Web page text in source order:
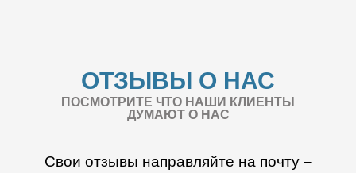
ОТЗЫВЫ О НАС
ПОСМОТРИТЕ ЧТО НАШИ КЛИЕНТЫ
ДУМАЮТ О НАС
Свои отзывы направляйте на почту –